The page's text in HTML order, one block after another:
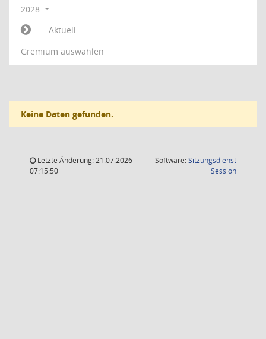
2028
Aktuell
Gremium auswählen
Keine Daten gefunden.
Letzte Änderung: 21.07.2026
07:15:50
Software:Sitzungsdienst
Session(Wird in